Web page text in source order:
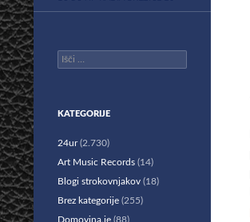
Išči:
KATEGORIJE
24ur(2.730)
Art Music Records (14)
Blogi strokovnjakov (18)
Brez kategorije (255)
Domovina.je (88)